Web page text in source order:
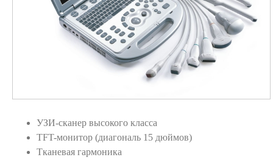
УЗИ-сканер высокого класса
TFT-монитор (диагональ 15 дюймов)
Тканевая гармоника